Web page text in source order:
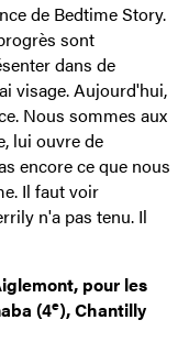
de Bedtime Story.
sont
dans de
visage. Aujourd'hui,
Nous sommes aux
lui ouvre de
encore ce que nous
Il faut voir
n'a pas tenu. Il
pour les
(4e), Chantilly